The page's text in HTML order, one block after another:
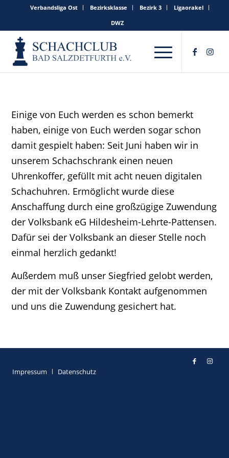
Verbandsliga Ost Bezirksklasse Bezirk 3
Ligaorakel
DWZ
Einige von Euch werden es schon bemerkt
haben, einige von Euch werden sogar schon
damit gespielt haben: Seit Juni haben wir in
unserem Schachschrank einen neuen
Uhrenkoffer, gefüllt mit acht neuen digitalen
Schachuhren. Ermöglicht wurde diese
Anschaffung durch eine großzügige Zuwendung
der Volksbank eG Hildesheim-Lehrte-Pattensen.
Dafür sei der Volksbank an dieser Stelle noch
einmal herzlich gedankt!
Außerdem muß unser Siegfried gelobt werden,
der mit der Volksbank Kontakt aufgenommen
und uns die Zuwendung gesichert hat.
Impressum Datenschutz